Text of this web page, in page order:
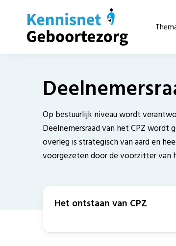
Op bestuurlijk niveau wordt
Deelnemersraad van het CPZ wordt
overleg is strategisch van aard en
voorgezeten door de voorzitter van
Het ontstaan van CPZ